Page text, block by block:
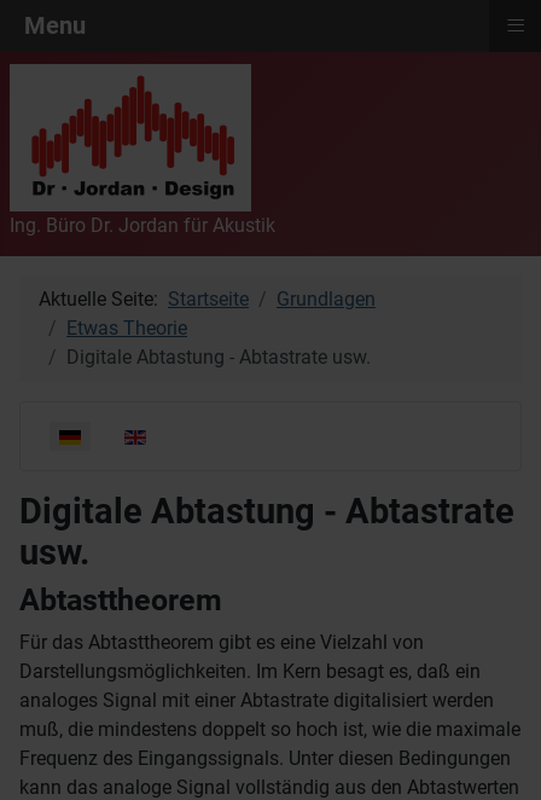
Ing. Büro Dr. Jordan für Akustik
Aktuelle Seite: Startseite
Grundlagen
Etwas Theorie
Digitale Abtastung - Abtastrate usw.
Sprache auswählen
Digitale Abtastung - Abtastrate
usw.
Abtasttheorem
Für das Abtasttheorem gibt es eine Vielzahl von
Darstellungsmöglichkeiten. Im Kern besagt es, daß ein
analoges Signal mit einer Abtastrate digitalisiert werden
muß, die mindestens doppelt so hoch ist, wie die maximale
Frequenz des Eingangssignals. Unter diesen Bedingungen
kann das analoge Signal vollständig aus den Abtastwerten
Menu ≡